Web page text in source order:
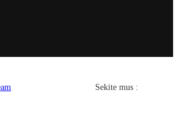
Sekite mus :